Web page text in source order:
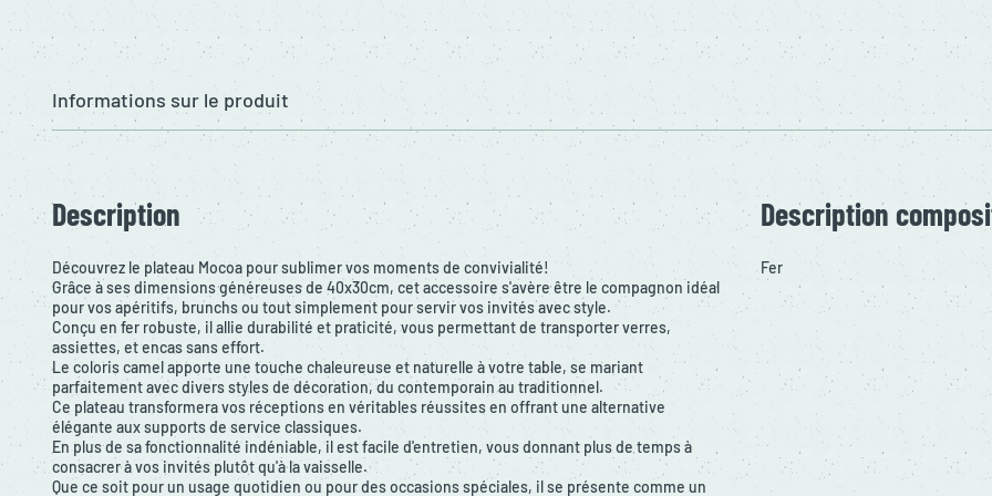
Informations sur le produit
Description
Découvrez le plateau Mocoa pour sublimer vos moments de convivialité!
Grâce à ses dimensions généreuses de 40x30cm, cet accessoire s'avère être le compagnon idéal
pour vos apéritifs, brunchs ou tout simplement pour servir vos invités avec style.
Conçu en fer robuste, il allie durabilité et praticité, vous permettant de transporter verres,
assiettes, et encas sans effort.
Le coloris camel apporte une touche chaleureuse et naturelle à votre table, se mariant
parfaitement avec divers styles de décoration, du contemporain au traditionnel.
Ce plateau transformera vos réceptions en véritables réussites en offrant une alternative
élégante aux supports de service classiques.
En plus de sa fonctionnalité indéniable, il est facile d'entretien, vous donnant plus de temps à
consacrer à vos invités plutôt qu'à la vaisselle.
Que ce soit pour un usage quotidien ou pour des occasions spéciales, il se présente comme un
Description
Fer